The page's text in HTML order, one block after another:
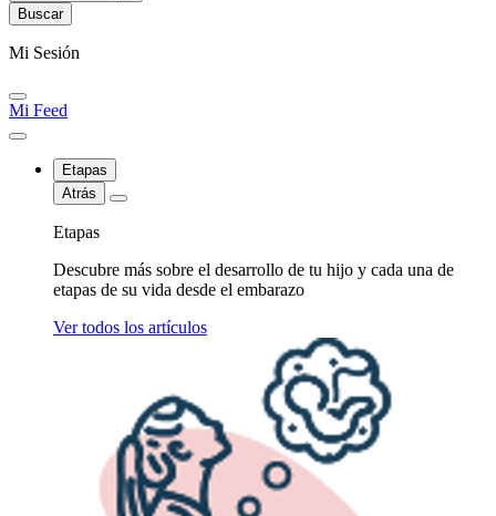
Mi Sesión
Mi Feed
Etapas
Atrás
Etapas
Descubre más sobre el desarrollo de tu hijo y cada una de
etapas de su vida desde el embarazo
Ver todos los artículos